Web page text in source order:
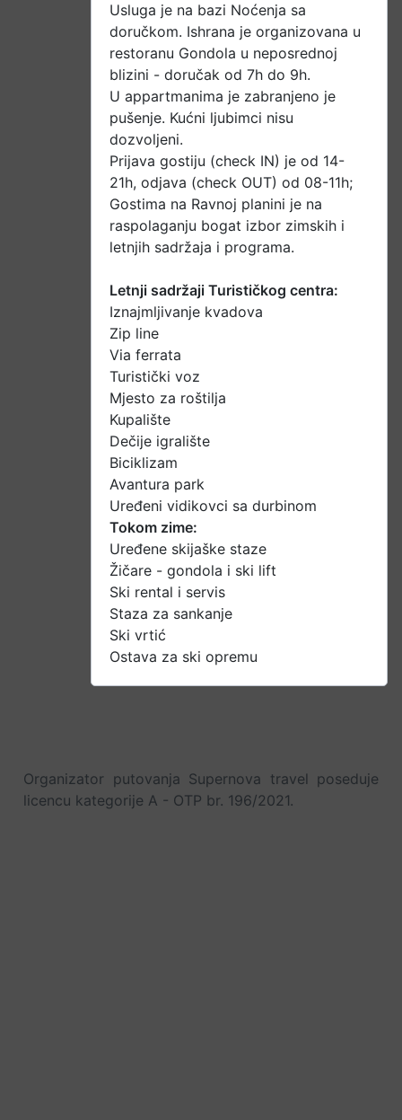
Usluga je na bazi Noćenja sa
doručkom. Ishrana je organizovana u
restoranu Gondola u neposrednoj
blizini - doručak od 7h do 9h.
U appartmanima je zabranjeno je
pušenje. Kućni ljubimci nisu
dozvoljeni.
Prijava gostiju (check IN) je od 14-
21h, odjava (check OUT) od 08-11h;
Gostima na Ravnoj planini je na
raspolaganju bogat izbor zimskih i
letnjih sadržaja i programa.
Letnji sadržaji Turističkog centra:
Iznajmljivanje kvadova
Zip line
Via ferrata
Turistički voz
Mjesto za roštilja
Kupalište
Dečije igralište
Biciklizam
Avantura park
Uređeni vidikovci sa durbinom
Tokom zime:
Uređene skijaške staze
Žičare - gondola i ski lift
Ski rental i servis
Staza za sankanje
Ski vrtić
Ostava za ski opremu
Organizator putovanja Supernova travel poseduje
licencu kategorije A - OTP br. 196/2021.